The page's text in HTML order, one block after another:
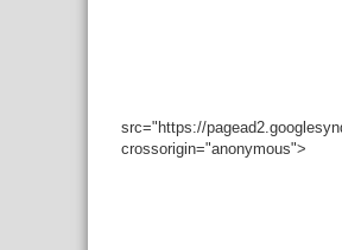
src="https://
crossorigin="anonymous">